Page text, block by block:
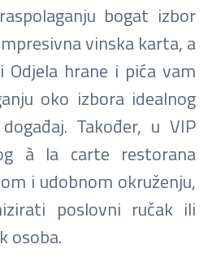
bogat izbor
vinska karta, a
Odjela hrane i pića vam
oko izbora idealnog
Također, u VIP
à la carte restorana
i udobnom okruženju,
poslovni ručak ili
osoba.